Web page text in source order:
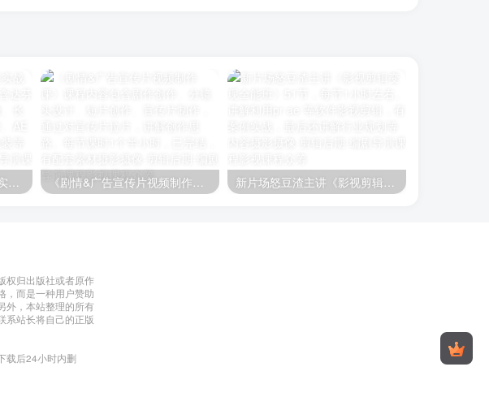
权归出版社或者原作
，而是一种用户赞助
外，本站整理的所有
系站长将自己的正版
载后24小时内删